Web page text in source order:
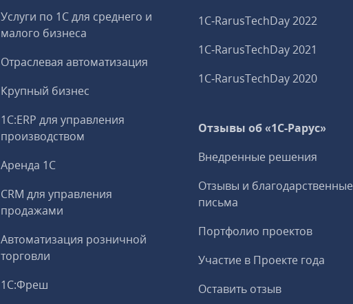
Услуги по 1С для среднего и
малого бизнеса
Отраслевая автоматизация
Крупный бизнес
1С:ERP для управления
производством
Аренда 1С
CRM для управления
продажами
Автоматизация розничной
торговли
1С:Фреш
1C‑RarusTechDay 2022
1C‑RarusTechDay 2021
1C‑RarusTechDay 2020
Отзывы об «1С-Рарус»
Внедренные решения
Отзывы и благодарственные
письма
Портфолио проектов
Участие в Проекте года
Оставить отзыв